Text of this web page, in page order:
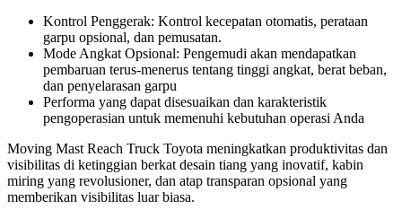
Kontrol Penggerak: Kontrol kecepatan otomatis, perataan
garpu opsional, dan pemusatan.
Mode Angkat Opsional: Pengemudi akan mendapatkan
pembaruan terus-menerus tentang tinggi angkat, berat beban,
dan penyelarasan garpu
Performa yang dapat disesuaikan dan karakteristik
pengoperasian untuk memenuhi kebutuhan operasi Anda
Moving Mast Reach Truck Toyota meningkatkan produktivitas dan
visibilitas di ketinggian berkat desain tiang yang inovatif, kabin
miring yang revolusioner, dan atap transparan opsional yang
memberikan visibilitas luar biasa.